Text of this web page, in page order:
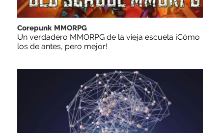
Corepunk MMORPG
Un verdadero MMORPG de la vieja escuela ¡Cómo
los de antes, pero mejor!